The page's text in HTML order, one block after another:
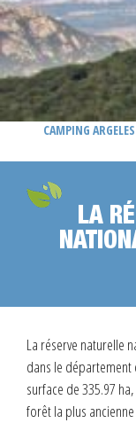
CAMPING ARGELES
LA
La réserve naturelle
dans le département
surface de 335.97
forêt la plus